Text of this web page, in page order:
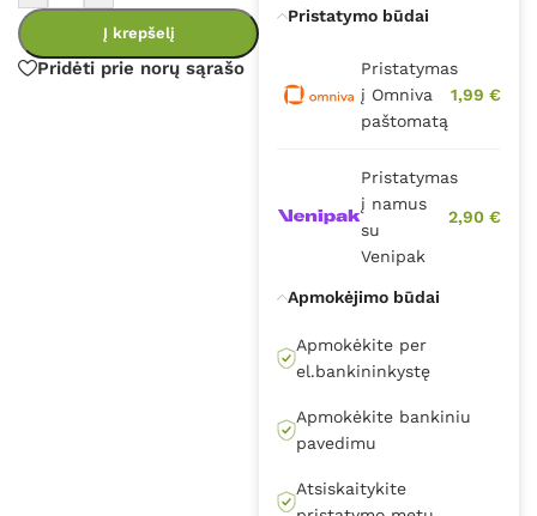
Į krepšelį
Pridėti prie norų sąrašo
Pristatymo būdai
Pristatymas
į Omniva
paštomatą
1,99 €
Pristatymas
į namus
su
Venipak
2,90 €
Apmokėjimo būdai
Apmokėkite per
el.bankininkystę
Apmokėkite bankiniu
pavedimu
Atsiskaitykite